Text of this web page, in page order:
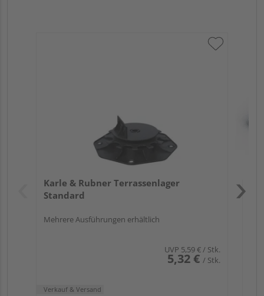
Karle & Rubner Terrassenlager
Standard
Mehrere Ausführungen erhältlich
UVP 5,59 €/ Stk.
5,32 € / Stk.
Verkauf & Versand